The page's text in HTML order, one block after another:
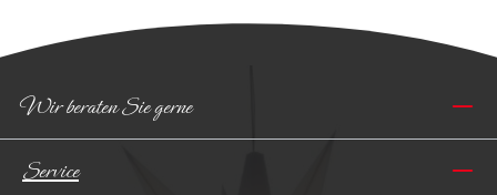
Wir beraten Sie gerne
Service